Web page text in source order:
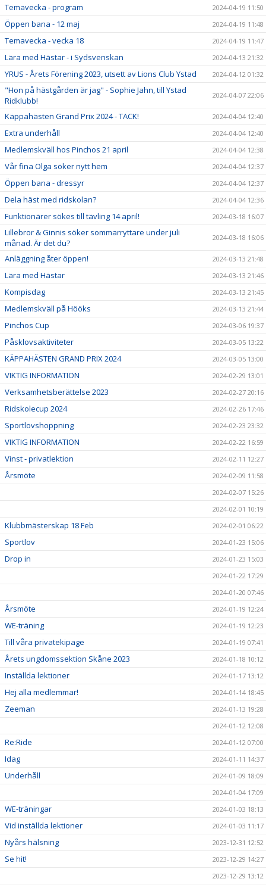
Temavecka - program 2024-04-19 11:50
Öppen bana - 12 maj 2024-04-19 11:48
Temavecka - vecka 18 2024-04-19 11:47
Lära med Hästar - i Sydsvenskan 2024-04-13 21:32
YRUS - Årets Förening 2023, utsett av Lions Club Ystad 2024-04-12 01:32
"Hon på hästgården är jag" - Sophie Jahn, till Ystad
Ridklubb!
2024-04-07 22:06
Käppahästen Grand Prix 2024 - TACK! 2024-04-04 12:40
Extra underhåll 2024-04-04 12:40
Medlemskväll hos Pinchos 21 april 2024-04-04 12:38
Vår fina Olga söker nytt hem 2024-04-04 12:37
Öppen bana - dressyr 2024-04-04 12:37
Dela häst med ridskolan? 2024-04-04 12:36
Funktionärer sökes till tävling 14 april! 2024-03-18 16:07
Lillebror & Ginnis söker sommarryttare under juli
månad. Är det du?
2024-03-18 16:06
Anläggning åter öppen! 2024-03-13 21:48
Lära med Hästar 2024-03-13 21:46
Kompisdag 2024-03-13 21:45
Medlemskväll på Hööks 2024-03-13 21:44
Pinchos Cup 2024-03-06 19:37
Påsklovsaktiviteter 2024-03-05 13:22
KÄPPAHÄSTEN GRAND PRIX 2024 2024-03-05 13:00
VIKTIG INFORMATION 2024-02-29 13:01
Verksamhetsberättelse 2023 2024-02-27 20:16
Ridskolecup 2024 2024-02-26 17:46
Sportlovshoppning 2024-02-23 23:32
VIKTIG INFORMATION 2024-02-22 16:59
Vinst - privatlektion 2024-02-11 12:27
Årsmöte
2024-02-09 11:58
2024-02-07 15:26
2024-02-01 10:19
Klubbmästerskap 18 Feb 2024-02-01 06:22
Sportlov 2024-01-23 15:06
Drop in
2024-01-23 15:03
2024-01-22 17:29
2024-01-20 07:46
Årsmöte 2024-01-19 12:24
WE-träning 2024-01-19 12:23
Till våra privatekipage 2024-01-19 07:41
Årets ungdomssektion Skåne 2023 2024-01-18 10:12
Inställda lektioner 2024-01-17 13:12
Hej alla medlemmar! 2024-01-14 18:45
Zeeman
2024-01-13 19:28
2024-01-12 12:08
Re:Ride 2024-01-12 07:00
Idag 2024-01-11 14:37
Underhåll
2024-01-09 18:09
2024-01-04 17:09
WE-träningar 2024-01-03 18:13
Vid inställda lektioner 2024-01-03 11:17
Nyårs hälsning 2023-12-31 12:52
Se hit!
2023-12-29 14:27
2023-12-29 13:12